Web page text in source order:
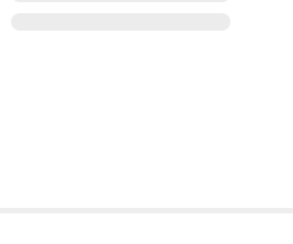
en forma de
directamente,
te damos
si bloqueas
verse afectados.